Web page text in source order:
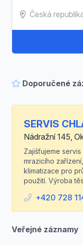
Doporučené
SERVIS
Nádražní 145,
Zajišťujeme
mrazicího
klimatizace pro
použití. Výroba
+420 728
Veřejné záznamy